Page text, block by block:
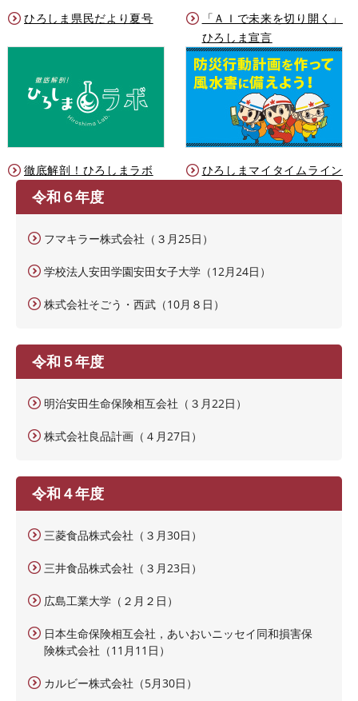
ひろしま県民だより夏号
「ＡＩで未来を切り開く」
ひろしま宣言
徹底解剖！ひろしまラボ ひろしまマイタイムライン
令和６年度
フマキラー株式会社（３月25日）
学校法人安田学園安田女子大学（12月24日）
株式会社そごう・西武（10月８日）
令和５年度
明治安田生命保険相互会社（３月22日）
株式会社良品計画（４月27日）
令和４年度
三菱食品株式会社（３月30日）
三井食品株式会社（３月23日）
広島工業大学（２月２日）
日本生命保険相互会社，あいおいニッセイ同和損害保
険株式会社（11月11日）
カルビー株式会社（5月30日）